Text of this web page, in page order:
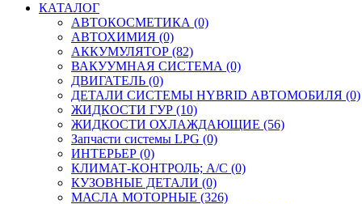
КАТАЛОГ
АВТОКОСМЕТИКА (0)
АВТОХИМИЯ (0)
АККУМУЛЯТОР (82)
ВАКУУМНАЯ СИСТЕМА (0)
ДВИГАТЕЛЬ (0)
ДЕТАЛИ СИСТЕМЫ HYBRID АВТОМОБИЛЯ (0)
ЖИДКОСТИ ГУР (10)
ЖИДКОСТИ ОХЛАЖДАЮЩИЕ (56)
Запчасти системы LPG (0)
ИНТЕРЬЕР (0)
КЛИМАТ-КОНТРОЛЬ; A/C (0)
КУЗОВНЫЕ ДЕТАЛИ (0)
МАСЛА МОТОРНЫЕ (326)